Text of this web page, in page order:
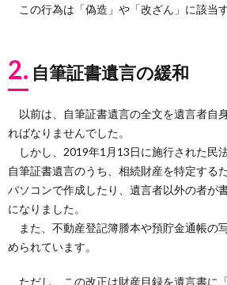
この行為は「偽造」や「改ざん」に該当
2. 自筆証書遺言の緩和
以前は、自筆証書遺言の全文を遺言者自
ればなりませんでした。
しかし、2019年1月13日に施行された民
自筆証書遺言のうち、相続財産を特定する
パソコンで作成したり、遺言者以外の者が
になりました。
また、不動産登記簿謄本や預貯金通帳の
められています。
ただし、この改正は財産目録を遺言書に